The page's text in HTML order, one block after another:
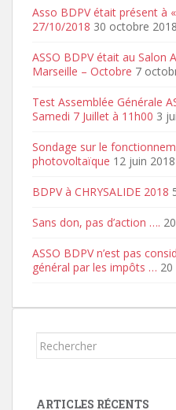
Asso BDPV était présent à
27/10/2018 30 octobre 2018
ASSO BDPV était au Salon
Marseille – Octobre 7
Test Assemblée Générale
Samedi 7 Juillet à 11h00 3
Sondage sur le
photovoltaïque 12 juin 2018
BDPV à CHRYSALIDE 2018
Sans don, pas d’action ….
ASSO BDPV n’est pas
général par les impôts …
Rechercher...
ARTICLES RÉCENTS